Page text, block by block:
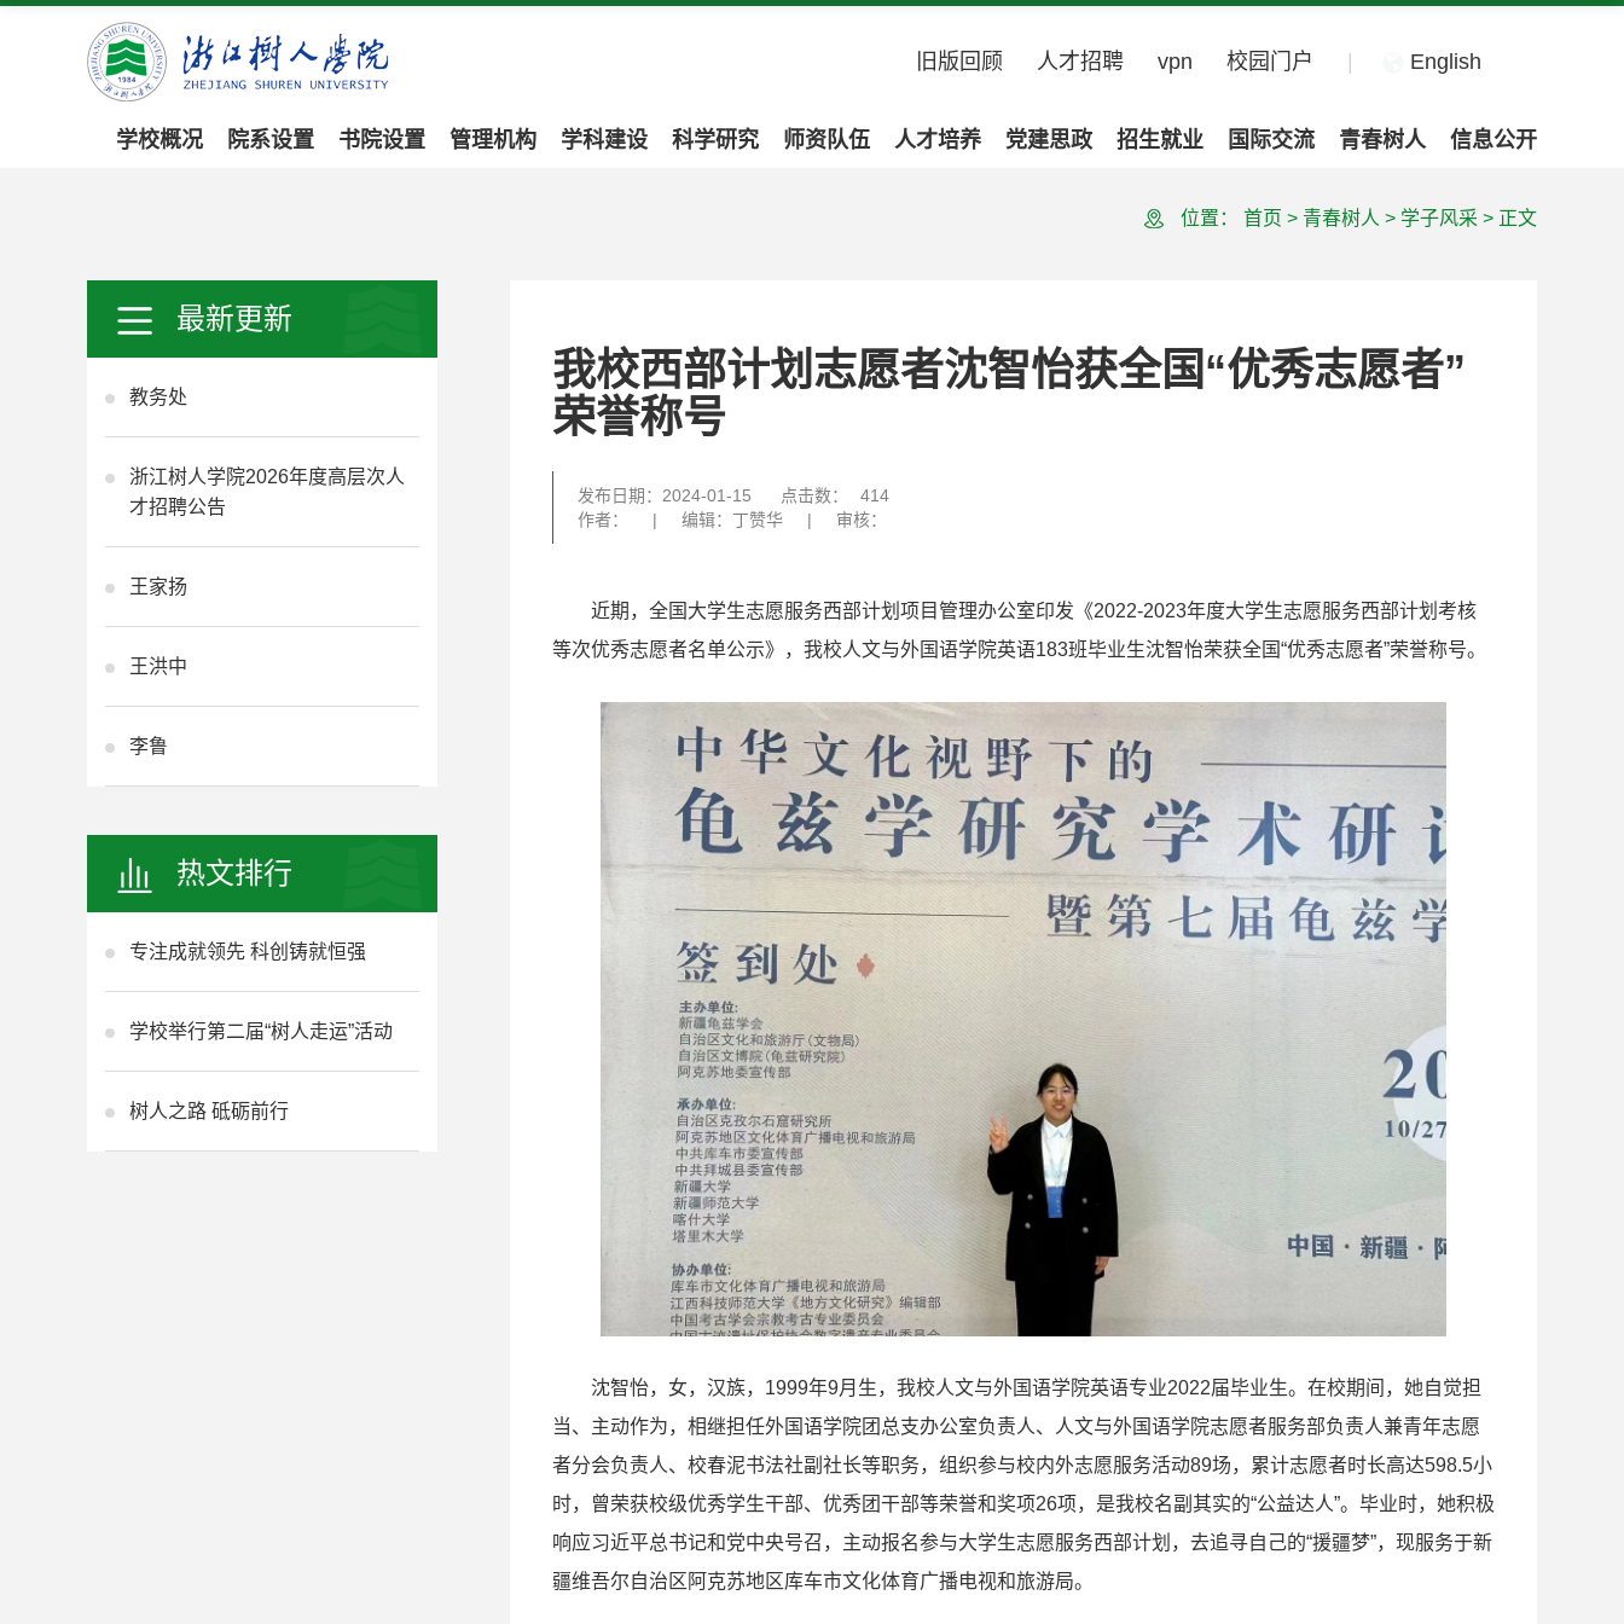
旧版回顾 人才招聘 vpn 校园门户 English
学校概况 院系设置 书院设置 管理机构 学科建设 科学研究 师资队伍 人才培养 党建思政 招生就业 国际交流 青春树人 信息公开
位置： 首页 > 青春树人 > 学子风采 > 正文
我校西部计划志愿者沈智怡获全国“优秀志愿者”
荣誉称号
发布日期：2024-01-15 点击数：
414
作者：
| 编辑：丁赞华 | 审核：
近期，全国大学生志愿服务西部计划项目管理办公室印发《2022-2023年度大学生志愿服务西部计划考核
等次优秀志愿者名单公示》，我校人文与外国语学院英语183班毕业生沈智怡荣获全国“优秀志愿者”荣誉称号。
沈智怡，女，汉族，1999年9月生，我校人文与外国语学院英语专业2022届毕业生。在校期间，她自觉担
当、主动作为，相继担任外国语学院团总支办公室负责人、人文与外国语学院志愿者服务部负责人兼青年志愿
者分会负责人、校春泥书法社副社长等职务，组织参与校内外志愿服务活动89场，累计志愿者时长高达598.5小
时，曾荣获校级优秀学生干部、优秀团干部等荣誉和奖项26项，是我校名副其实的“公益达人”。毕业时，她积极
响应习近平总书记和党中央号召，主动报名参与大学生志愿服务西部计划，去追寻自己的“援疆梦”，现服务于新
疆维吾尔自治区阿克苏地区库车市文化体育广播电视和旅游局。
最新更新
教务处
浙江树人学院2026年度高层次人
才招聘公告
王家扬
王洪中
李鲁
热文排行
专注成就领先 科创铸就恒强
学校举行第二届“树人走运”活动
树人之路 砥砺前行